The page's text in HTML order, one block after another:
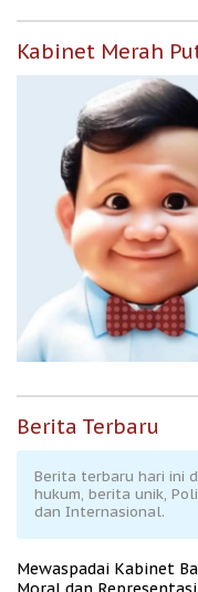
Kabinet Merah
Berita Terbaru
Berita terbaru hari ini
hukum, berita unik,
dan Internasional.
Mewaspadai Kabinet